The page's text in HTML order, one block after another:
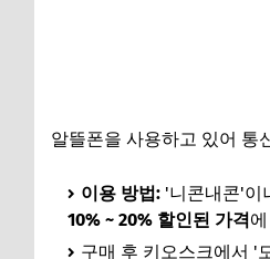
알뜰폰을 사용하고 있어 통
이용 방법: '니콘내콘'이
10% ~ 20% 할인된 가격
구매 후 키오스크에서 '